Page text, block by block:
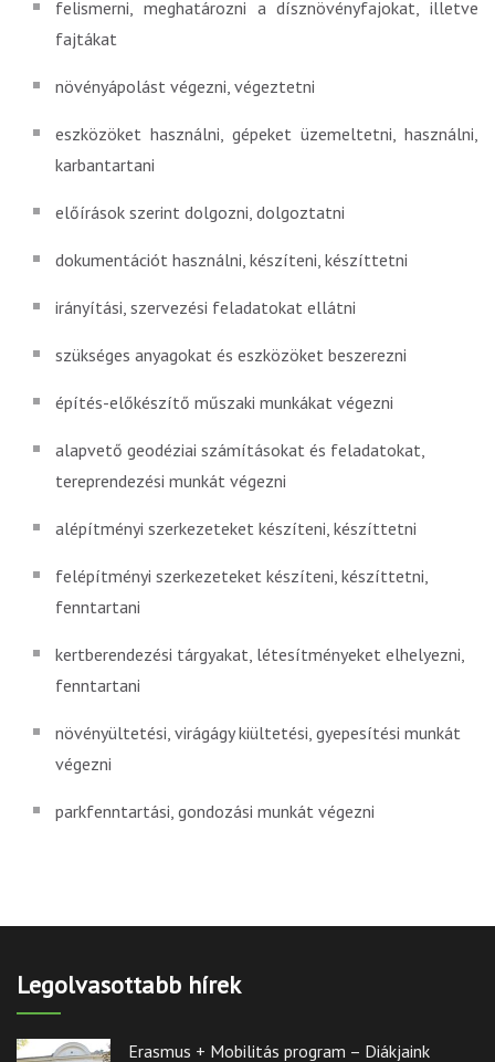
felismerni, meghatározni a dísznövényfajokat, illetve
fajtákat
növényápolást végezni, végeztetni
eszközöket használni, gépeket üzemeltetni, használni,
karbantartani
előírások szerint dolgozni, dolgoztatni
dokumentációt használni, készíteni, készíttetni
irányítási, szervezési feladatokat ellátni
szükséges anyagokat és eszközöket beszerezni
építés-előkészítő műszaki munkákat végezni
alapvető geodéziai számításokat és feladatokat,
tereprendezési munkát végezni
alépítményi szerkezeteket készíteni, készíttetni
felépítményi szerkezeteket készíteni, készíttetni,
fenntartani
kertberendezési tárgyakat, létesítményeket elhelyezni,
fenntartani
növényültetési, virágágy kiültetési, gyepesítési munkát
végezni
parkfenntartási, gondozási munkát végezni
Legolvasottabb hírek
Erasmus + Mobilitás program – Diákjaink